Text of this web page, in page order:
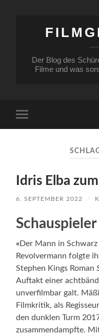
Der Blog des
Filme und was
Menü
Idris Elba
6. SEPTEMBER 2022 /
«Der Mann in
Revolvermann folgte
Stephen Kings Roman
Auftakt einer
unverfilmbar galt.
Filmkritik, als
den dunklen Turm
zusammendampfte.